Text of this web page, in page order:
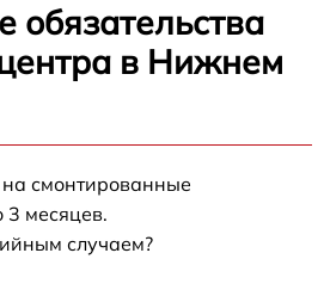
обязательства
в Нижнем
на смонтированные
месяцев.
случаем?